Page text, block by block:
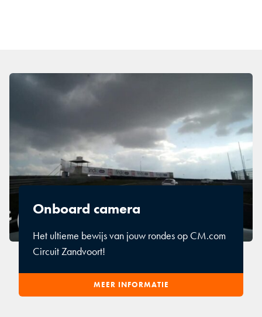
Onboard camera
Het ultieme bewijs van jouw rondes op CM.com
Circuit Zandvoort!
MEER INFORMATIE